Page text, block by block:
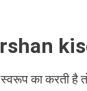
का करती है